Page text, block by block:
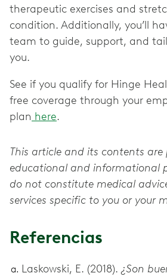
therapeutic exercises and
condition. Additionally, you’ll
team to guide, support, and
you.
See if you qualify for Hinge
free coverage through your
plan here.
This article and its contents are
educational and informational
do not constitute medical
services specific to you or your
Referencias
Laskowski, E. (2018). ¿Son